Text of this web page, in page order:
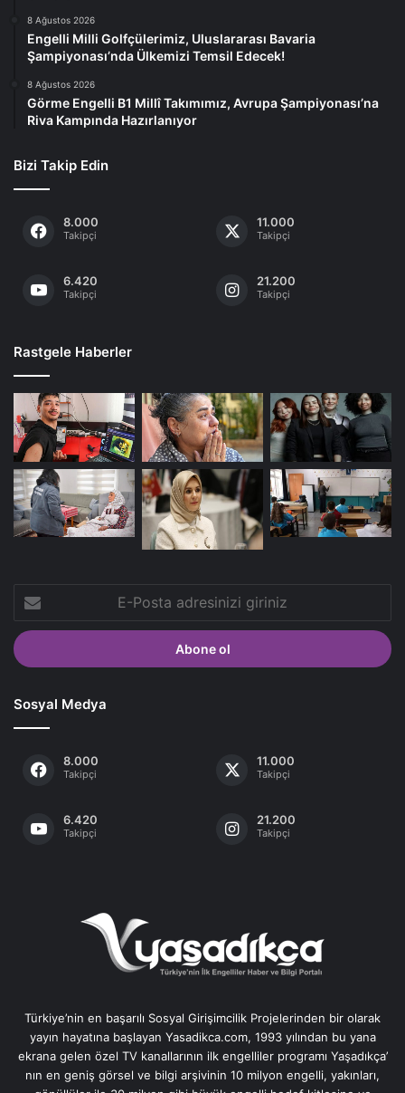
8 Ağustos 2026
Engelli Milli Golfçülerimiz, Uluslararası Bavaria
Şampiyonası’nda Ülkemizi Temsil Edecek!
8 Ağustos 2026
Görme Engelli B1 Millî Takımımız, Avrupa Şampiyonası’na
Riva Kampında Hazırlanıyor
Bizi Takip Edin
8.000
Takipçi
11.000
Takipçi
6.420
Takipçi
21.200
Takipçi
Rastgele Haberler
Posta
adresinizi
giriniz
Sosyal Medya
8.000
Takipçi
11.000
Takipçi
6.420
Takipçi
21.200
Takipçi
Türkiye’nin en başarılı Sosyal Girişimcilik Projelerinden bir olarak
yayın hayatına başlayan Yasadikca.com, 1993 yılından bu yana
ekrana gelen özel TV kanallarının ilk engelliler programı Yaşadıkça’
nın en geniş görsel ve bilgi arşivinin 10 milyon engelli, yakınları,